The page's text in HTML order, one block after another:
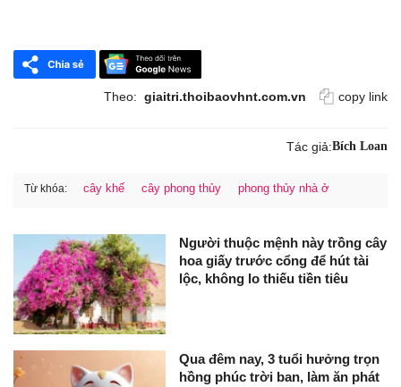
Theo: giaitri.thoibaovhnt.com.vn copy link
Tác giả:Bích Loan
Từ khóa: cây khế cây phong thủy phong thủy nhà ở
Người thuộc mệnh này trồng cây
hoa giấy trước cổng để hút tài
lộc, không lo thiếu tiền tiêu
Qua đêm nay, 3 tuổi hưởng trọn
hồng phúc trời ban, làm ăn phát